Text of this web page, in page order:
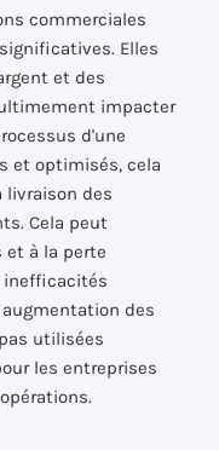
commerciales
Elles
et des
impacter
d'une
et optimisés, cela
livraison des
Cela peut
à la perte
inefficacités
des
utilisées
les entreprises